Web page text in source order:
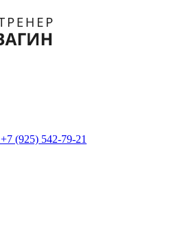
+7 (925) 542-79-21